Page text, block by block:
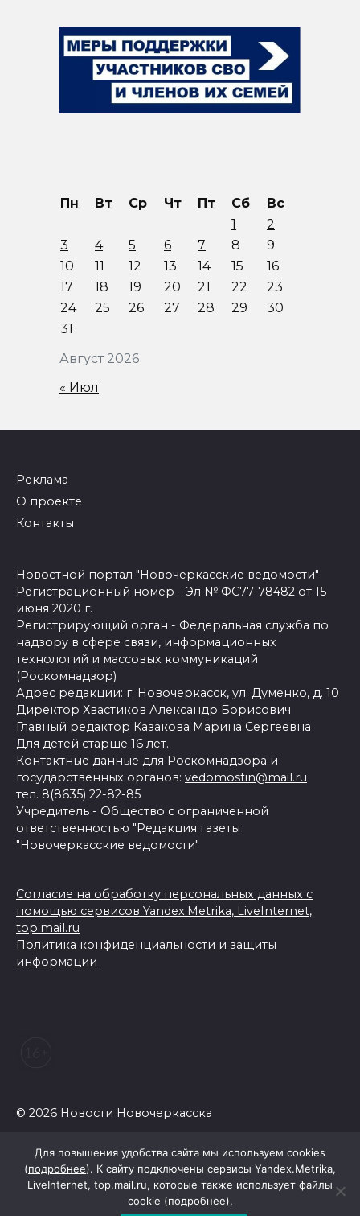
Август 2026
Пн Вт Ср Чт Пт Сб
Вс
1
2
3
4 5 6 7 8
9
10
11 12 13 14 15
16
17
18 19 20 21 22
23
24
25 26 27 28 29
30
31
« Июл
Реклама
О проекте
Контакты
Новостной портал "Новочеркасские ведомости"
Регистрационный номер - Эл № ФС77-78482 от 15
июня 2020 г.
Регистрирующий орган - Федеральная служба по
надзору в сфере связи, информационных
технологий и массовых коммуникаций
(Роскомнадзор)
Адрес редакции: г. Новочеркасск, ул. Думенко, д. 10
Директор Хвастиков Александр Борисович
Главный редактор Казакова Марина Сергеевна
Для детей старше 16 лет.
Контактные данные для Роскомнадзора и
государственных органов: vedomostin@mail.ru
тел. 8(8635) 22-82-85
Учредитель - Общество с ограниченной
ответственностью "Редакция газеты
"Новочеркасские ведомости"
Согласие на обработку персональных данных с
помощью сервисов Yandex.Metrika, LiveInternet,
top.mail.ru
Политика конфиденциальности и защиты
информации
© 2026 Новости Новочеркасска
Для повышения удобства сайта мы используем cookies
(подробнее). К сайту подключены сервисы Yandex.Metrika,
LiveInternet, top.mail.ru, которые также использует файлы
cookie (подробнее).